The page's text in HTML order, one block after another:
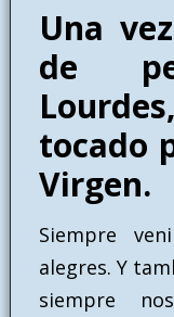
Una
de
tocado
Virgen.
Siempre
alegres. Y
siempre